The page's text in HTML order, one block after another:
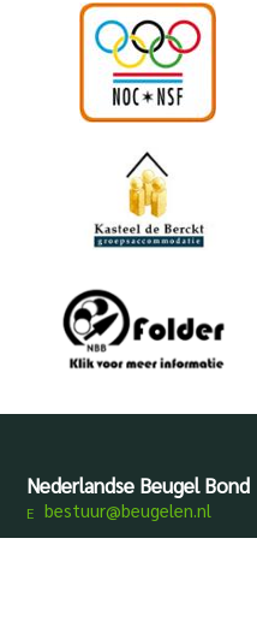
Nederlandse Beugel Bond
bestuur@beugelen.nl